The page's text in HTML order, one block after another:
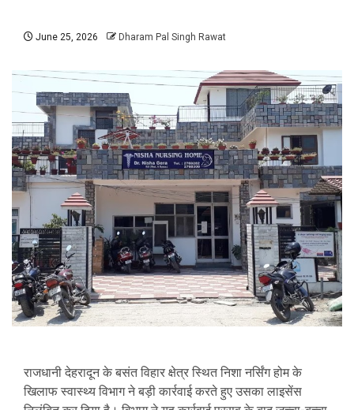
June 25, 2026 Dharam Pal Singh Rawat
राजधानी देहरादून के बसंत विहार क्षेत्र स्थित निशा नर्सिंग होम के
खिलाफ स्वास्थ्य विभाग ने बड़ी कार्रवाई करते हुए उसका लाइसेंस